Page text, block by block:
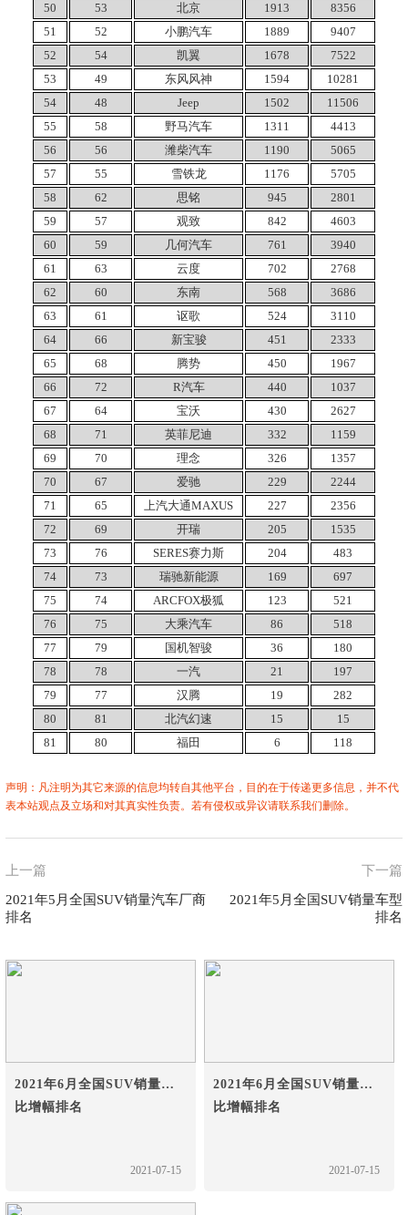
50
53 北京 1913
8356
51
52 小鹏汽车 1889
9407
52
54 凯翼 1678
7522
53
49 东风风神 1594
10281
54
48 Jeep 1502
11506
55
58 野马汽车 1311
4413
56
56 潍柴汽车 1190
5065
57
55 雪铁龙 1176
5705
58
62 思铭 945
2801
59
57 观致 842
4603
60
59 几何汽车 761
3940
61
63 云度 702
2768
62
60 东南 568
3686
63
61 讴歌 524
3110
64
66 新宝骏 451
2333
65
68 腾势 450
1967
66
72 R汽车 440
1037
67
64 宝沃 430
2627
68
71 英菲尼迪 332
1159
69
70 理念 326
1357
70
67 爱驰 229
2244
71
65 上汽大通MAXUS 227
2356
72
69 开瑞 205
1535
73
76 SERES赛力斯 204
483
74
73 瑞驰新能源 169
697
75
74 ARCFOX极狐 123
521
76
75 大乘汽车 86
518
77
79 国机智骏 36
180
78
78 一汽 21
197
79
77 汉腾 19
282
80
81 北汽幻速 15
15
81
80 福田 6 118
声明：凡注明为其它来源的信息均转自其他平台，目的在于传递更多信息，并不代
表本站观点及立场和对其真实性负责。若有侵权或异议请联系我们删除。
上一篇
2021年5月全国SUV销量汽车厂商
排名
下一篇
2021年5月全国SUV销量车型
排名
2021年6月全国SUV销量环
比增幅排名
2021-07-15
2021年6月全国SUV销量同
比增幅排名
2021-07-15